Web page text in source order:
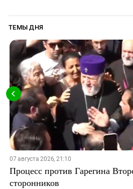
ТЕМЫ ДНЯ
07 августа 2026, 21:10
Процесс против Гарегина
сторонников